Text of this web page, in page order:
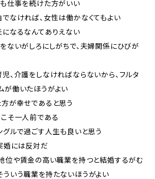
も仕事を続けた方がいい
でなければ、女性は働かなくてもよい
になるなんてありえない
をないがしろにしがちで、夫婦関係にひびが
児、介護をしなければならないから、フルタ
が働いたほうがよい
方が幸せであると思う
こそ一人前である
グルで過ごす人生も良いと思う
婚には反対だ
地位や賃金の高い職業を持つと結婚するがむ
ういう職業を持たないほうがよい